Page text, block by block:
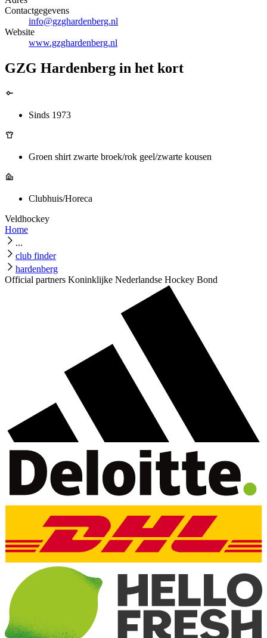
Contactgegevens
info@gzghardenberg.nl
Website
www.gzghardenberg.nl
GZG Hardenberg in het kort
Sinds 1973
Groen shirt zwarte broek/rok geel/zwarte kousen
Clubhuis/Horeca
Veldhockey
Home
...
club finder
hardenberg
Official partners Koninklijke Nederlandse Hockey Bond